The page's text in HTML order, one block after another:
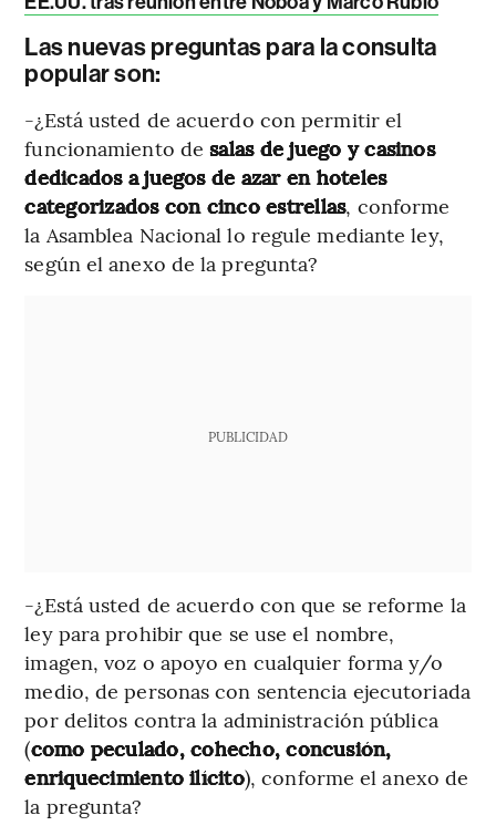
Las nuevas preguntas para la consulta
popular son:
-¿Está usted de acuerdo con permitir el
funcionamiento desalas de juego y casinos
dedicados a juegos de azar en hoteles
categorizados con cinco estrellas, conforme
la Asamblea Nacional lo regule mediante ley,
según el anexo de la pregunta?
PUBLICIDAD
-¿Está usted de acuerdo con que se reforme la
ley para prohibir que se use el nombre,
imagen, voz o apoyo en cualquier forma y/o
medio, de personas con sentencia ejecutoriada
por delitos contra la administración pública
(como peculado, cohecho, concusión,
enriquecimiento ilícito), conforme el anexo de
la pregunta?